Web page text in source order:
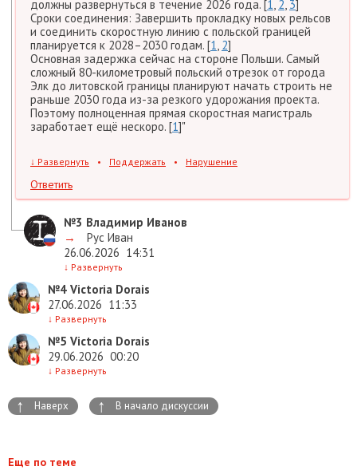
должны развернуться в течение 2026 года. [1 2 3]
Сроки соединения: Завершить прокладку новых рельсов
и соединить скоростную линию с польской границей
планируется к 2028–2030 годам. [1 2]
Основная задержка сейчас на стороне Польши. Самый
сложный 80-километровый польский отрезок от города
Элк до литовской границы планируют начать строить не
раньше 2030 года из-за резкого удорожания проекта.
Поэтому полноценная прямая скоростная магистраль
заработает ещё нескоро. [1]"
↓ Развернуть • Поддержать • Нарушение
Ответить
№3 Владимир Иванов
→
Рус Иван
26.06.2026 14:31
↓ Развернуть
№4 Victoria Dorais
27.06.2026 11:33
↓ Развернуть
№5 Victoria Dorais
29.06.2026 00:20
↓ Развернуть
↑ Наверх ↑ В начало дискуссии
Еще по теме